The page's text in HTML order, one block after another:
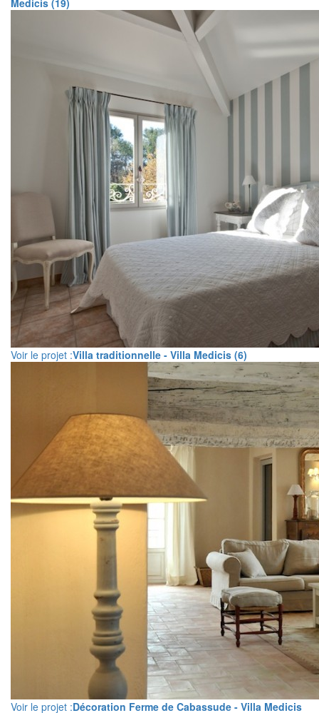
Medicis (19)
Voir le projet :Villa traditionnelle - Villa Medicis (6)
Voir le projet :Décoration Ferme de Cabassude - Villa Medicis